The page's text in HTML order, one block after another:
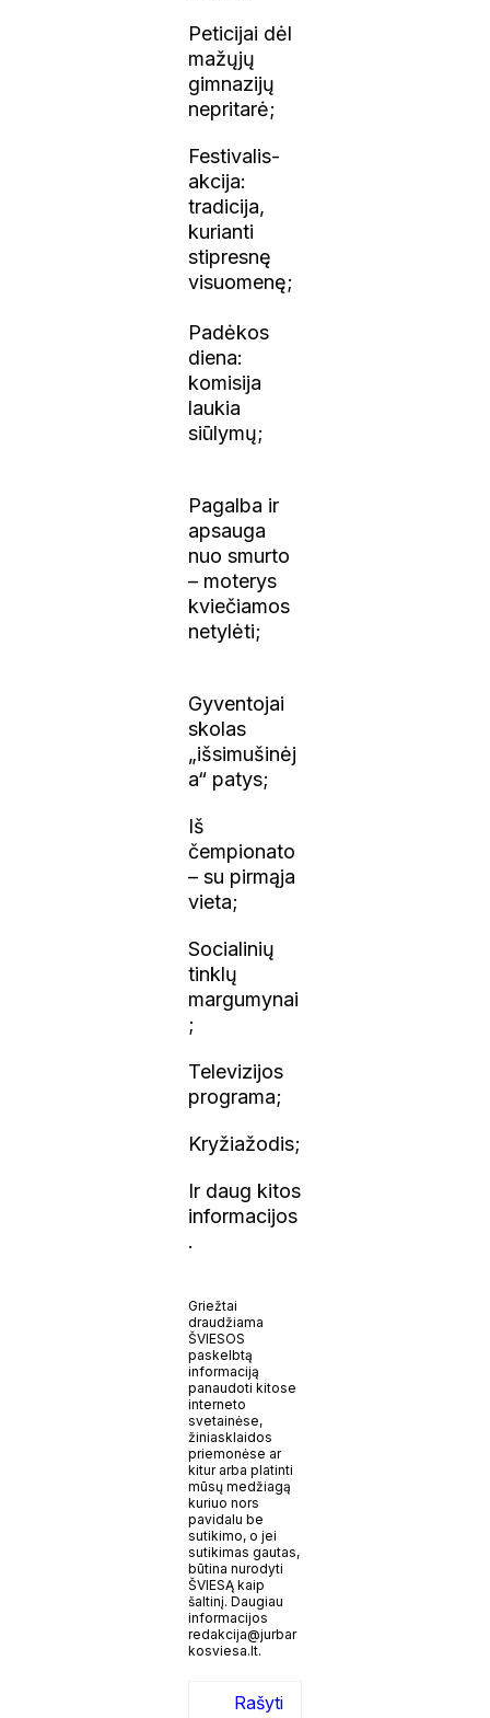
Peticijai dėl
mažųjų
gimnazijų
nepritarė;
Festivalis-
akcija:
tradicija,
kurianti
stipresnę
visuomenę;
Padėkos
diena:
komisija
laukia
siūlymų;
Pagalba ir
apsauga
nuo smurto
– moterys
kviečiamos
netylėti;
Gyventojai
skolas
„išsimušinėj
a“ patys;
Iš
čempionato
– su pirmąja
vieta;
Socialinių
tinklų
margumynai
;
Televizijos
programa;
Kryžiažodis;
Ir daug kitos
informacijos
.
Griežtai
draudžiama
ŠVIESOS
paskelbtą
informaciją
panaudoti kitose
interneto
svetainėse,
žiniasklaidos
priemonėse ar
kitur arba platinti
mūsų medžiagą
kuriuo nors
pavidalu be
sutikimo, o jei
sutikimas gautas,
būtina nurodyti
ŠVIESĄ kaip
šaltinį. Daugiau
informacijos
redakcija@jurbar
kosviesa.lt.
Rašyti